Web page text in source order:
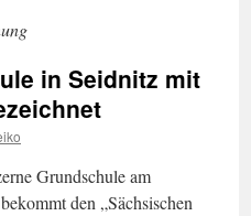
in Seidnitz mit
Grundschule am
den „Sächsischen